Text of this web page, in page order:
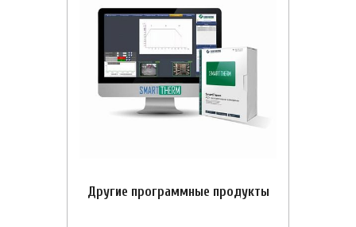
Другие программные продукты